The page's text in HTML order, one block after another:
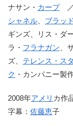
ナサン・ カープ／
シャネル
ブラッ
ギンズ、リス・ダ
ラ・ フラナガン 、
ズ、 テレンス・ス
ク ・カンパニー
2008年アメリ カ作
字幕： 佐藤恵子